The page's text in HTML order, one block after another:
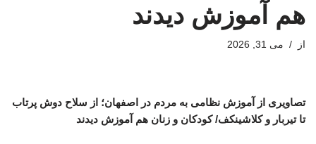
هم آموزش دیدند
از می 31, 2026
تصاویری از آموزش نظامی به مردم در اصفهان؛ از سلاح دوش پرتاب
تا تیربار و کلاشینکف/ کودکان و زنان هم آموزش دیدند